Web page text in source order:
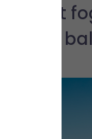
miért
az új